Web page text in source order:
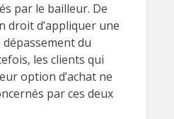
par le bailleur. De
droit d’appliquer une
du
les clients qui
option d’achat ne
par ces deux